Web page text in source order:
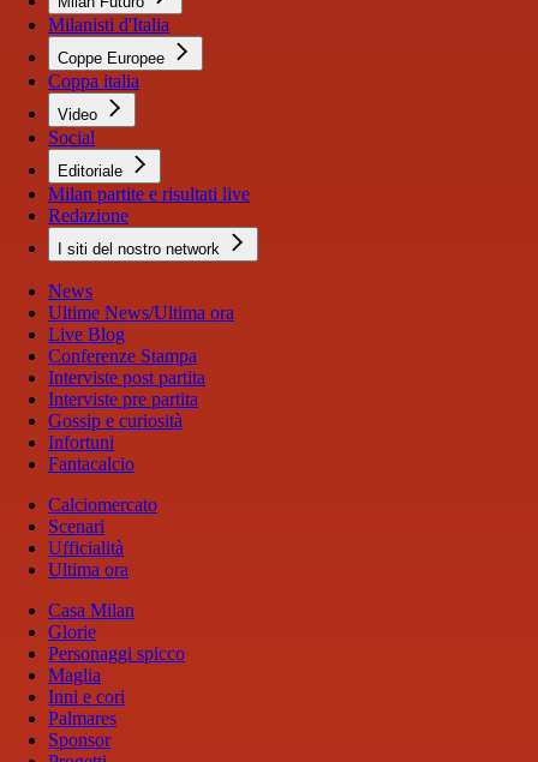
Milanisti d'Italia
Coppe Europee
Coppa italia
Video
Social
Editoriale
Milan partite e risultati live
Redazione
I siti del nostro network
News
Ultime News/Ultima ora
Live Blog
Conferenze Stampa
Interviste post partita
Interviste pre partita
Gossip e curiosità
Infortuni
Fantacalcio
Calciomercato
Scenari
Ufficialità
Ultima ora
Casa Milan
Glorie
Personaggi spicco
Maglia
Inni e cori
Palmares
Sponsor